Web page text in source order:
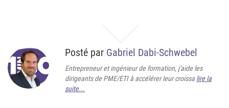
Posté par Gabriel Dabi-Schwebel
Entrepreneur et ingénieur de formation, j'aide les
dirigeants de PME/ETI à accélérer leur croissa lire la
suite...